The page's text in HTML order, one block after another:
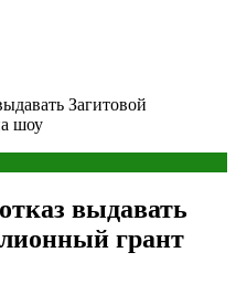
Загитовой
шоу
выдавать
грант